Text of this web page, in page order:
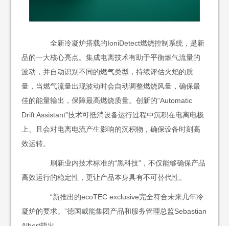
全新冷凝炉搭载的IoniDetect燃烧控制系统，是新
品的一大核心亮点。集成电离技术有助于平衡燃气流量的
波动，并自动识别不同的燃气类型，持续评估火焰的质
量，当燃气流量出现波动时会自动调整燃烧风量，确保最
佳的能量输出，保障最高燃烧质量。创新的“Automatic
Drift Assistant”技术可抵消设备运行过程中沉积在电离电极
上、且会对电离电流产生影响的沉积物，确保设备时刻高
效运转。
刷新业内技术标准的“黑科技”，不仅能够确保产品
高效运行的稳定性，更让产品本身具有不可替代性。
“新推出的ecoTEC exclusive完全符合未来几年冷
凝炉的要求。”德国威能集团产品和服务管理总监Sebastian